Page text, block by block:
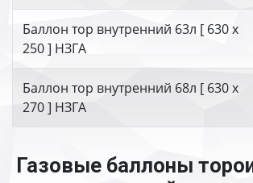
Баллон тор внутренний 63л [ 630 х
250 ] НЗГА
Баллон тор внутренний 68л [ 630 х
270 ] НЗГА
Газовые баллоны